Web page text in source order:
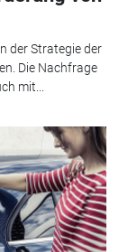
der Strategie der
Die Nachfrage
mit...